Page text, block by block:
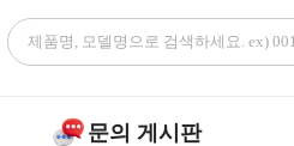
문의 게시판